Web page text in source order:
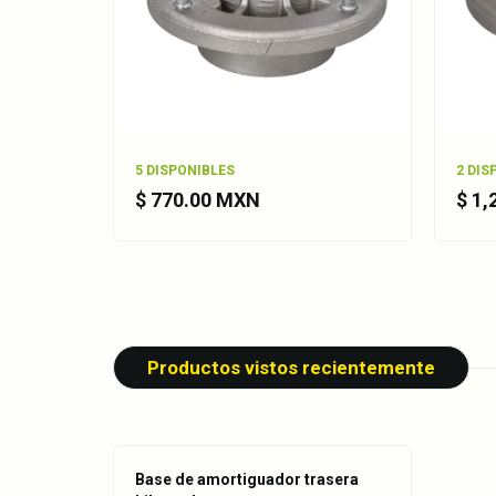
5 DISPONIBLES
$ 770.00 MXN
2
$
Productos vistos recientemente
Base de amortiguador trasera